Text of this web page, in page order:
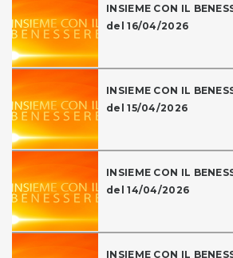
INSIEME CON IL
del 16/04/2026
INSIEME CON IL
del 15/04/2026
INSIEME CON IL
del 14/04/2026
INSIEME CON IL